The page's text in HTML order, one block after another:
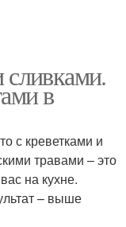
сливками.
в
с креветками и
травами – это
на кухне.
– выше